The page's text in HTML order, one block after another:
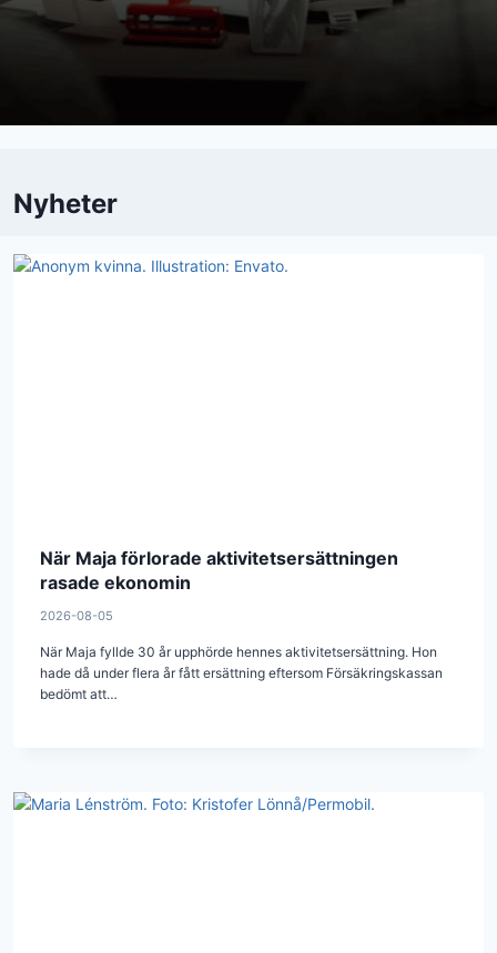
Nyheter
När Maja förlorade aktivitetsersättningen
rasade ekonomin
2026-08-05
När Maja fyllde 30 år upphörde hennes aktivitetsersättning. Hon
hade då under flera år fått ersättning eftersom Försäkringskassan
bedömt att…